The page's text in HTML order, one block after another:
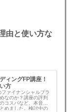
由と使い方な
ィングFP講座！
方
ァイナンシャルプラ
なのか？講座の評判
コスパなど、本音の
めました。検討中の